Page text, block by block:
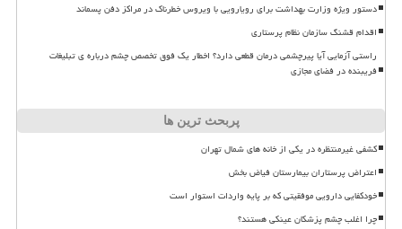
دستور ویژه وزارت بهداشت برای رویارویی با ویروس خطرناک در مراکز دفن پسماند
اقدام قشنگ سازمان نظام پرستاری
راستی آزمایی آیا پیرچشمی درمان قطعی دارد؟ اخطار یک فوق تخصص چشم درباره ی تبلیغات
فریبنده در فضای مجازی
پربحث ترین ها
کشفی غیرمنتظره در یکی از خانه های شمال تهران
اعتراض پرستاران بیمارستان فیاض بخش
خودکفایی دارویی موفقیتی که بر پایه واردات استوار است
چرا اغلب چشم پزشکان عینکی هستند؟